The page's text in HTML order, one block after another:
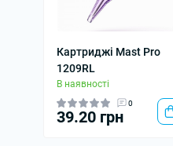
Картриджі Mast Pro
1209RL
В наявності
0
39.20 грн